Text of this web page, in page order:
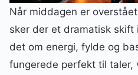
Når middagen er
sker der et dramatisk skift
det om energi, fylde og
fungerede perfekt til taler,